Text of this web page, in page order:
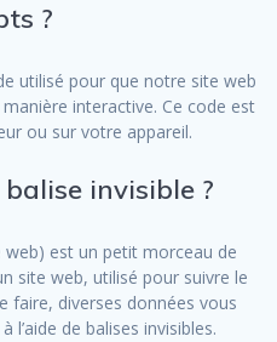
?
utilisé pour que notre site web
interactive. Ce code est
ou sur votre appareil.
balise invisible ?
web) est un petit morceau de
site web, utilisé pour suivre le
faire, diverses données vous
l’aide de balises invisibles.